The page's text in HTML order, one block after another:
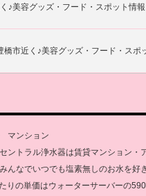
♪美容グッズ・フード・スポット情
橋市近く♪美容グッズ・フード・スポ
マンション
ントラル浄水器は賃貸マンション・
んなでいつでも塩素無しのお水を好
りの単価はウォーターサーバーの